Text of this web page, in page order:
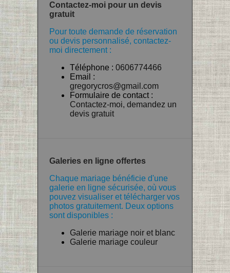
Contactez-moi pour un devis
gratuit
Pour toute demande de réservation
ou devis personnalisé, contactez-
moi directement :
Téléphone : 0606774466
Email :
gregorycros@gmail.com
Formulaire de contact :
Contactez-moi, demandez un
devis gratuit
Galeries en ligne offertes
Chaque mariage bénéficie d'une
galerie en ligne sécurisée, où vous
pouvez visualiser et télécharger vos
photos gratuitement. Deux options
sont disponibles :
Galerie mariage noir et blanc
Galerie mariage couleur